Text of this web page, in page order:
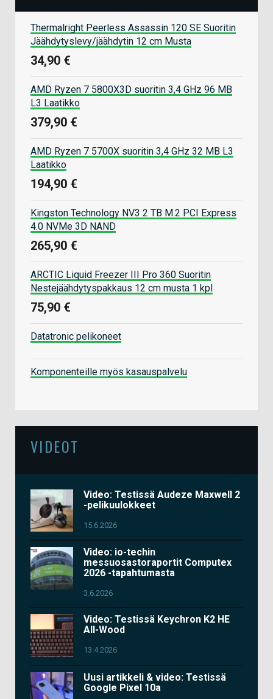
Thermalright Peerless Assassin 120 SE Suoritin
Jäähdytyslevy/jäähdytin 12 cm Musta
34,90 €
AMD Ryzen 7 5800X3D suoritin 3,4 GHz 96 MB
L3 Laatikko
379,90 €
AMD Ryzen 7 5700X suoritin 3,4 GHz 32 MB L3
Laatikko
194,90 €
Kingston Technology NV3 2 TB M.2 PCI Express
4.0 NVMe 3D NAND
265,90 €
ARCTIC Liquid Freezer III Pro 360 Suoritin
Nestejäähdytyspakkaus 12 cm musta 1 kpl
75,90 €
Datatronic pelikoneet
Komponenteille myös kasauspalvelu
VIDEOT
Video: Testissä Audeze Maxwell 2
-pelikuulokkeet
15.6.2026
Video: io-techin
messuosastoraportit Computex
2026 -tapahtumasta
3.6.2026
Video: Testissä Keychron K2 HE
All-Wood
13.4.2026
Uusi artikkeli & video: Testissä
Google Pixel 10a